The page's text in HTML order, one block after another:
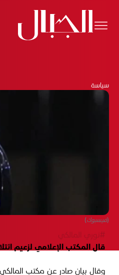
سياسة
(فيسبوك)
#نوري المالكي
قال المكتب الإعلامي لزعيم
وقال بيان صادر عن مكتب